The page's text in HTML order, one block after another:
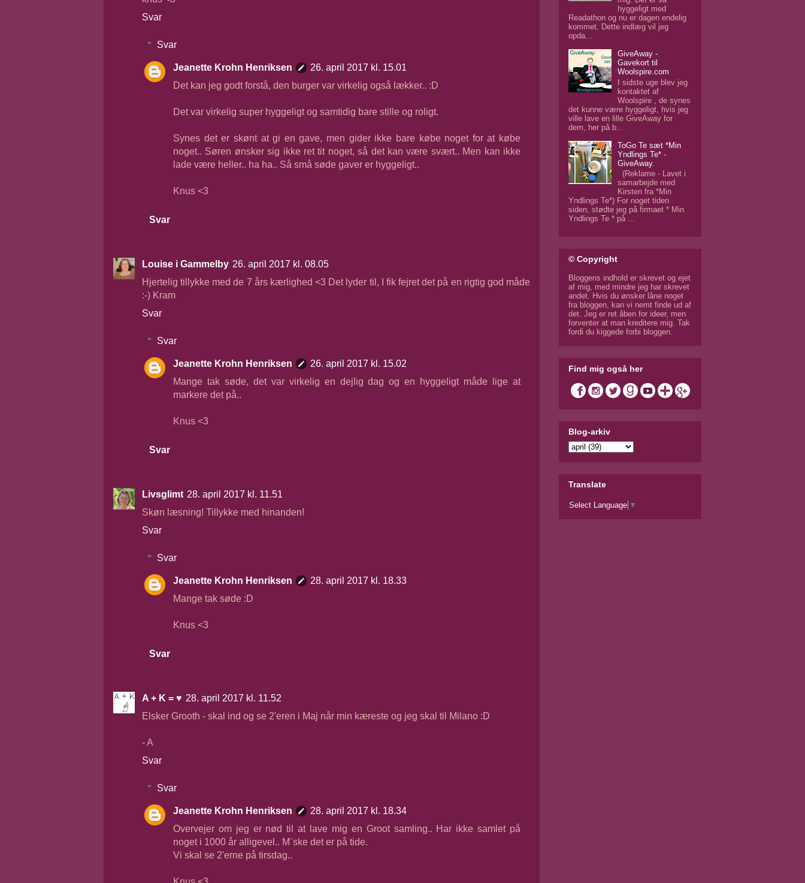
Svar
Svar
Jeanette Krohn Henriksen
26. april 2017 kl. 15.01
Det kan jeg godt forstå, den burger var virkelig også lækker.. :D
Det var virkelig super hyggeligt og samtidig bare stille og roligt.
Synes det er skønt at gi en gave, men gider ikke bare købe noget for at købe
noget.. Søren ønsker sig ikke ret tit noget, så det kan være svært.. Men kan ikke
lade være heller.. ha ha.. Så små søde gaver er hyggeligt..
Knus <3
Svar
Louise i Gammelby 26. april 2017 kl. 08.05
Hjertelig tillykke med de 7 års kærlighed <3 Det lyder til, I fik fejret det på en rigtig god måde
:-) Kram
Svar
Svar
Jeanette Krohn Henriksen
26. april 2017 kl. 15.02
Mange tak søde, det var virkelig en dejlig dag og en hyggeligt måde lige at
markere det på..
Knus <3
Svar
Livsglimt 28. april 2017 kl. 11.51
Skøn læsning! Tillykke med hinanden!
Svar
Svar
Jeanette Krohn Henriksen
28. april 2017 kl. 18.33
Mange tak søde :D
Knus <3
Svar
A + K = ♥ 28. april 2017 kl. 11.52
Elsker Grooth - skal ind og se 2'eren i Maj når min kæreste og jeg skal til Milano :D
- A
Svar
Svar
Jeanette Krohn Henriksen
28. april 2017 kl. 18.34
Overvejer om jeg er nød til at lave mig en Groot samling.. Har ikke samlet på
noget i 1000 år alligevel.. M¨ske det er på tide.
Vi skal se 2'erne på tirsdag..
hyggeligt med
Readathon og nu er dagen endelig
kommet. Dette indlæg vil jeg
opda...
GiveAway -
Gavekort til
Woolspire.com
I sidste uge blev jeg
kontaktet af
Woolspire , de synes
det kunne være hyggeligt, hvis jeg
ville lave en lille GiveAway for
dem, her på b...
ToGo Te sæt *Min
Yndlings Te* -
GiveAway.
(Reklame - Lavet i
samarbejde med
Kirsten fra *Min
Yndlings Te*) For noget tiden
siden, stødte jeg på firmaet * Min
Yndlings Te * på ...
© Copyright
Bloggens indhold er skrevet og ejet
af mig, med mindre jeg har skrevet
andet. Hvis du ønsker låne noget
fra bloggen, kan vi nemt finde ud af
det. Jeg er ret åben for ideer, men
forventer at man kreditere mig. Tak
fordi du kiggede forbi bloggen.
Find mig også her
Blog-arkiv
Translate
Select Language ▼